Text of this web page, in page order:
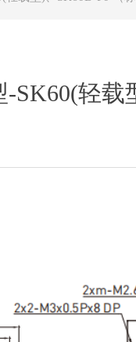
SK60(轻载